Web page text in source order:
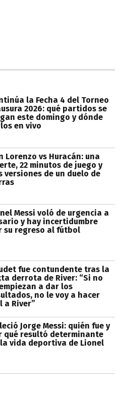
la Fecha 4 del Torneo
2026: qué partidos se
este domingo y dónde
en vivo
Lorenzo vs Huracán: una
22 minutos de juego y
versiones de un duelo de
Messi voló de urgencia a
y hay incertidumbre
su regreso al fútbol
fue contundente tras la
derrota de River: “Si no
a dar los
no le voy a hacer
a River”
Jorge Messi: quién fue y
qué resultó determinante
vida deportiva de Lionel